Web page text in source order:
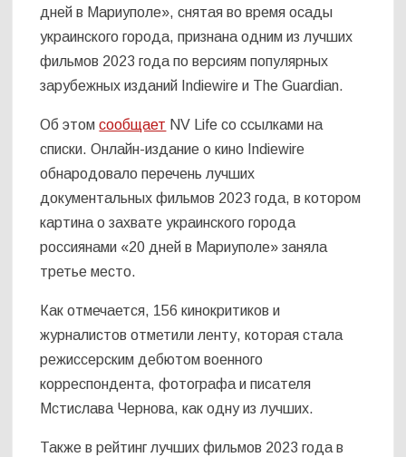
дней в Мариуполе», снятая во время осады
украинского города, признана одним из лучших
фильмов 2023 года по версиям популярных
зарубежных изданий Indiewire и The Guardian.
Об этомсообщает NV Life со ссылками на
списки. Онлайн-издание о кино Indiewire
обнародовало перечень лучших
документальных фильмов 2023 года, в котором
картина о захвате украинского города
россиянами «20 дней в Мариуполе» заняла
третье место.
Как отмечается, 156 кинокритиков и
журналистов отметили ленту, которая стала
режиссерским дебютом военного
корреспондента, фотографа и писателя
Мстислава Чернова, как одну из лучших.
Также в рейтинг лучших фильмов 2023 года в